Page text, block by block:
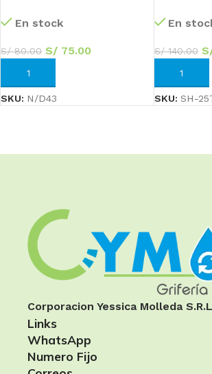
En stock
S/80.00 S/ 75.00
AÑADIR AL CARRITO
SKU: N/D43
En
S/140.00
AÑADIR
SKU: SH-
Corporacion Yessica Molleda
Links
WhatsApp
Numero Fijo